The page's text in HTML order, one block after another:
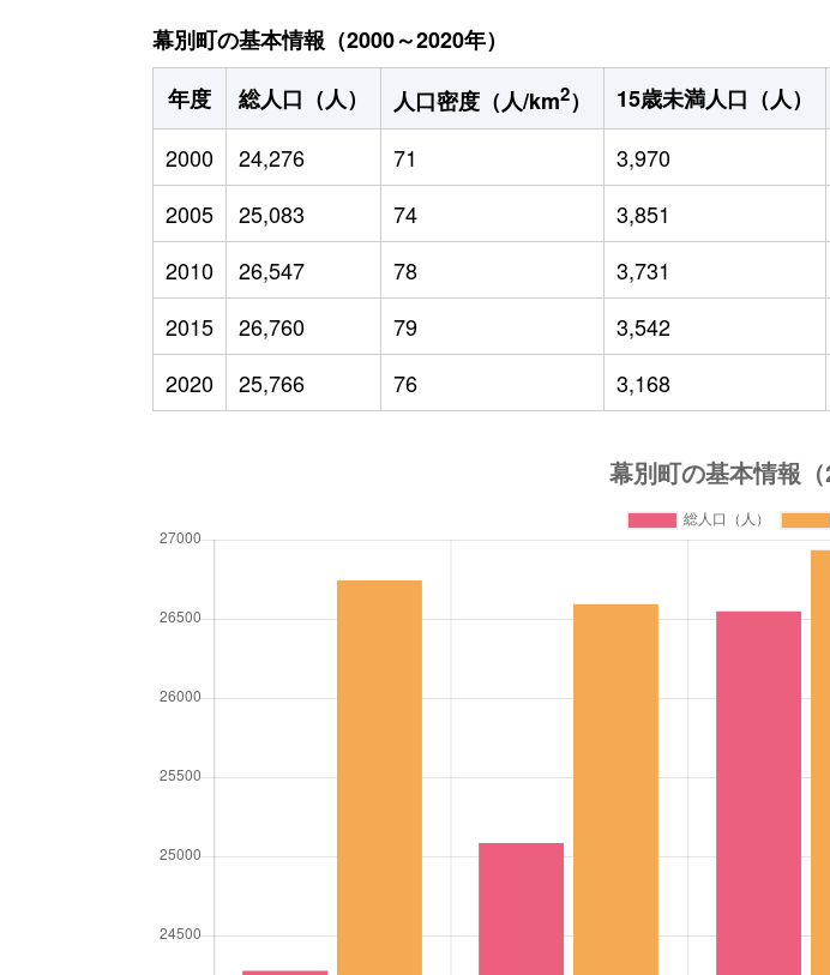
幕別町の基本情報（2000～2020年）
年度
総人口（人） 人口密度（人/km2） 15歳未満人口（人）
2000
24,276 71 3,970
2005
25,083 74 3,851
2010
26,547 78 3,731
2015
26,760 79 3,542
2020
25,766 76 3,168